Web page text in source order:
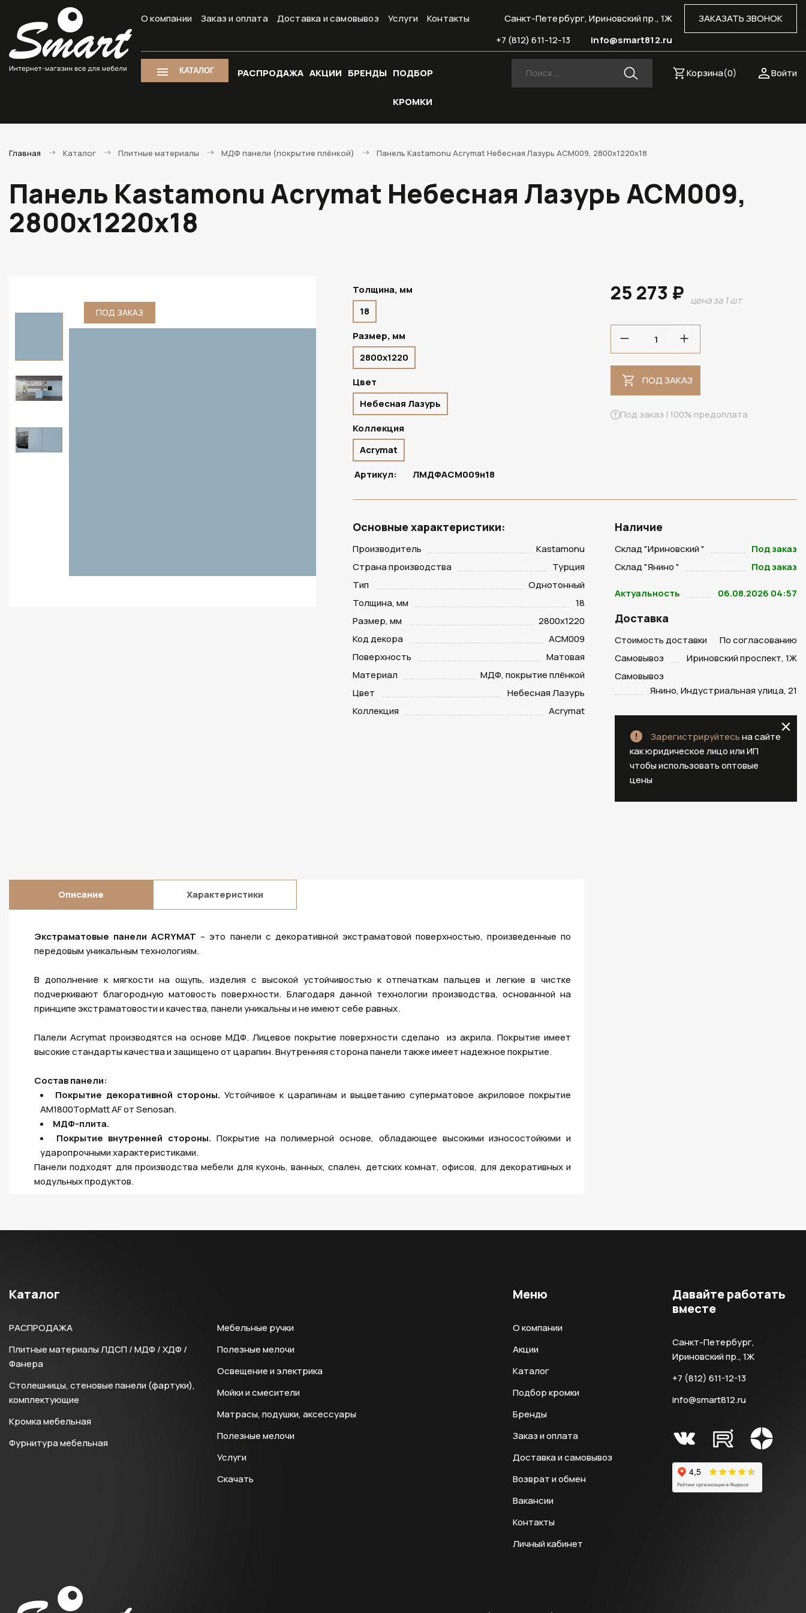
О компании Заказ и оплата Доставка и самовывоз Услуги Контакты ЗАКАЗАТЬ ЗВОНОК
Санкт-Петербург, Ириновский пр., 1Ж
info@smart812.ru
+7 (812) 611-12-13
КАТАЛОГ РАСПРОДАЖА АКЦИИ БРЕНДЫ ПОДБОР
КРОМКИ
Войти
Корзина(0)
Главная Каталог Плитные материалы МДФ панели (покрытие плёнкой) Панель Kastamonu Acrymat Небесная Лазурь ACM009, 2800х1220х18
Панель Kastamonu Acrymat Небесная Лазурь ACM009,
2800х1220х18
ПОД ЗАКАЗ ПОД ЗАКАЗ
Толщина, мм
18
Размер, мм
2800х1220
Цвет
Небесная Лазурь
Коллекция
Acrymat
Артикул:
ЛМДФACM009н18
25 273 ₽ цена за 1 шт
ПОД ЗАКАЗ
Под заказ | 100% предоплата
Основные характеристики:
Производитель
Kastamonu
Страна производства
Турция
Тип
Однотонный
Толщина, мм
18
Размер, мм
2800х1220
Код декора
ACM009
Поверхность
Матовая
Материал
МДФ, покрытие плёнкой
Цвет
Небесная Лазурь
Коллекция
Acrymat
Наличие
Склад "Ириновский "
Под заказ
Склад "Янино "
Под заказ
Актуальность 06.08.2026 04:57
Доставка
Стоимость доставки
По согласованию
Самовывоз
Ириновский проспект, 1Ж
Самовывоз
Янино, Индустриальная улица, 21
Зарегистрируйтесьна сайте
как юридическое лицо или ИП
чтобы использовать оптовые
цены
Описание Характеристики
Экстраматовые панели ACRYMAT – это панели с декоративной экстраматовой поверхностью, произведенные по
передовым уникальным технологиям.
В дополнение к мягкости на ощупь, изделия с высокой устойчивостью к отпечаткам пальцев и легкие в чистке
подчеркивают благородную матовость поверхности. Благодаря данной технологии производства, основанной на
принципе экстраматовости и качества, панели уникальны и не имеют себе равных.
Палели Acrymat производятся на основе МДФ. Лицевое покрытие поверхности сделано из акрила. Покрытие имеет
высокие стандарты качества и защищено от царапин. Внутренняя сторона панели также имеет надежное покрытие.
Состав панели:
Покрытие декоративной стороны. Устойчивое к царапинам и выцветанию суперматовое акриловое покрытие
AM1800TopMatt AF от Senosan.
МДФ-плита.
Покрытие внутренней стороны. Покрытие на полимерной основе, обладающее высокими износостойкими и
ударопрочными характеристиками.
Панели подходят для производства мебели для кухонь, ванных, спален, детских комнат, офисов, для декоративных и
модульных продуктов.
Каталог
РАСПРОДАЖА
Плитные материалы ЛДСП / МДФ / ХДФ /
Фанера
Столешницы, стеновые панели (фартуки),
комплектующие
Кромка мебельная
Фурнитура мебельная
Мебельные ручки
Полезные мелочи
Освещение и электрика
Мойки и смесители
Матрасы, подушки, аксессуары
Полезные мелочи
Услуги
Скачать
Меню
О компании
Акции
Каталог
Подбор кромки
Бренды
Заказ и оплата
Доставка и самовывоз
Возврат и обмен
Вакансии
Контакты
Личный кабинет
Давайте работать
вместе
Санкт-Петербург,
Ириновский пр., 1Ж
+7 (812) 611-12-13
info@smart812.ru